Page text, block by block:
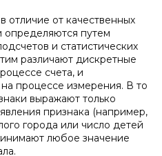
отличие от качественных
путем
и статистических
различают дискретные
счета, и
процессе измерения. В то
выражают только
признака (например,
города или число детей
любое значение